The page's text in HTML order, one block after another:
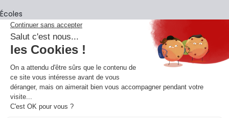
Écoles
La newsletter
Adresse e-mail
En vous inscrivant à notre newsletter, vous acceptez notre
confidentialité.
Retrouvons-nous sur